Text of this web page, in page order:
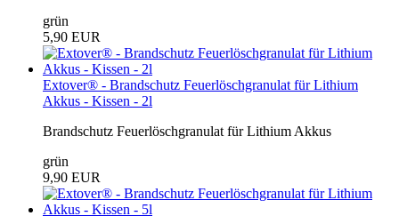
grün
5,90 EUR
Extover® - Brandschutz Feuerlöschgranulat für Lithium
Akkus - Kissen - 2l
Brandschutz Feuerlöschgranulat für Lithium Akkus
grün
9,90 EUR